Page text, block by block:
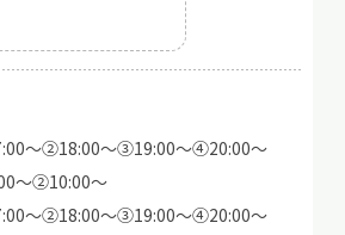
～②18:00～③19:00～④20:00～
～②10:00～
～②18:00～③19:00～④20:00～